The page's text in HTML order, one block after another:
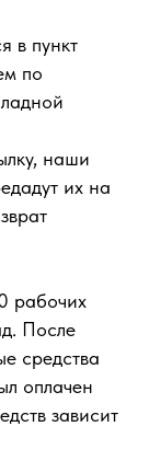
в пункт
по
наши
их на
рабочих
После
средства
оплачен
зависит